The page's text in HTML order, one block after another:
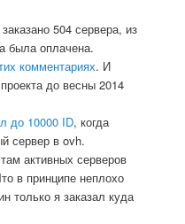
504 сервера, из
была оплачена.
комментариях. И
до весны 2014
до 10000 ID, когда
сервер в ovh.
активных серверов
в принципе неплохо
только я заказал куда